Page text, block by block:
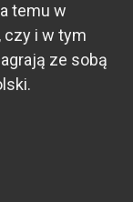
temu w
czy i w tym
ze sobą